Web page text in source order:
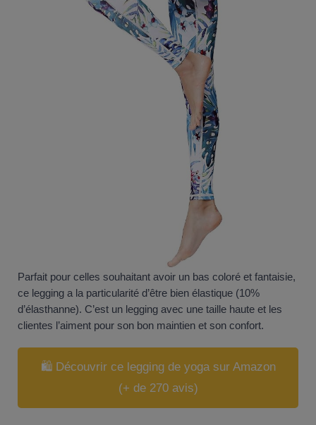
Parfait pour celles souhaitant avoir un bas coloré et fantaisie,
ce legging a la particularité d’être bien élastique (10%
d’élasthanne). C’est un legging avec une taille haute et les
clientes l’aiment pour son bon maintien et son confort.
🛍️ Découvrir ce legging de yoga sur Amazon
(+ de 270 avis)